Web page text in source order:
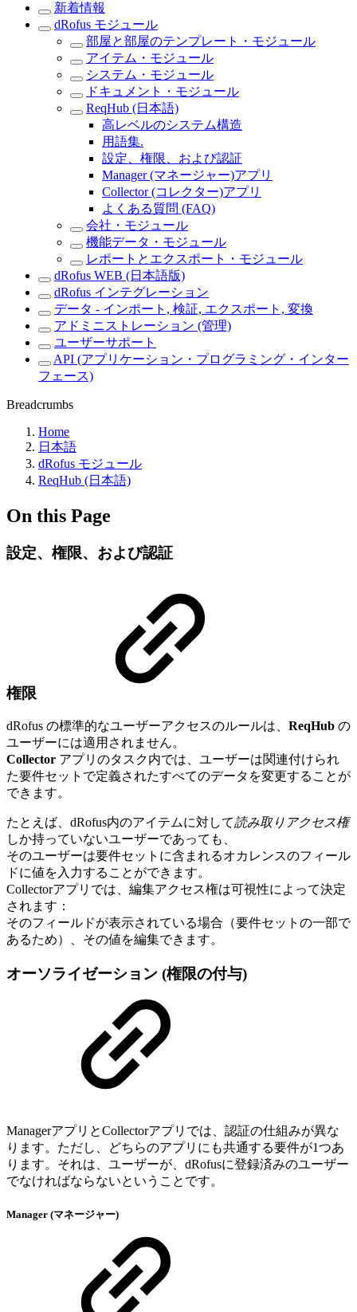
新着情報
dRofus モジュール
部屋と部屋のテンプレート・モジュール
アイテム・モジュール
システム・モジュール
ドキュメント・モジュール
ReqHub (日本語)
高レベルのシステム構造
用語集.
設定、権限、および認証
Manager (マネージャー)アプリ
Collector (コレクター)アプリ
よくある質問 (FAQ)
会社・モジュール
機能データ・モジュール
レポートとエクスポート・モジュール
dRofus WEB (日本語版)
dRofus インテグレーション
データ - インポート, 検証, エクスポート, 変換
アドミニストレーション (管理)
ユーザーサポート
API (アプリケーション・プログラミング・インター
フェース)
Breadcrumbs
Home
日本語
dRofus モジュール
ReqHub (日本語)
On this Page
設定、権限、および認証
権限
dRofus の標準的なユーザーアクセスのルールは、 ReqHub の
ユーザーには適用されません。
Collector アプリのタスク内では、ユーザーは関連付けられ
た要件セットで定義されたすべてのデータを変更することが
できます。
たとえば、dRofus内のアイテムに対して読み取りアクセス権
しか持っていないユーザーであっても、
そのユーザーは要件セットに含まれるオカレンスのフィール
ドに値を入力することができます。
Collectorアプリでは、編集アクセス権は可視性によって決定
されます：
そのフィールドが表示されている場合（要件セットの一部で
あるため）、その値を編集できます。
オーソライゼーション (権限の付与)
ManagerアプリとCollectorアプリでは、認証の仕組みが異な
ります。ただし、どちらのアプリにも共通する要件が1つあ
ります。それは、ユーザーが、dRofusに登録済みのユーザー
でなければならないということです。
Manager (マネージャー)